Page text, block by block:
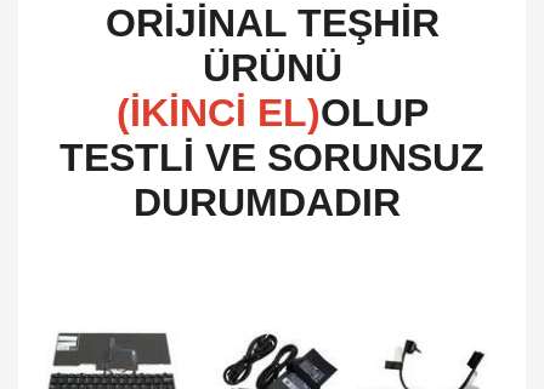
ORİJİNAL TEŞHİR
ÜRÜNÜ
(İKİNCİ EL)OLUP
TESTLİ VE SORUNSUZ
DURUMDADIR